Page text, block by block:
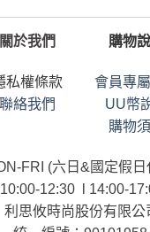
關於我們
私權條款
聯絡我們
購物
會員專
UU幣
購物
FRI (六日&國定假日
10:00-12:30 l 14:00-
利思攸時尚股份有限公